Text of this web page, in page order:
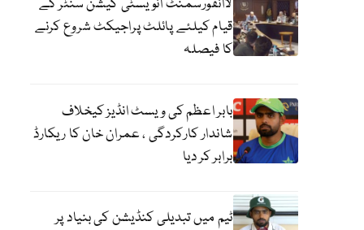
لاانفورسمنٹ انویسٹی گیشن سنٹر کے
قیام کیلئے پائلٹ پراجیکٹ شروع کرنے
کا فیصلہ
بابر اعظم کی ویسٹ انڈیز کیخلاف
شاندار کارکردگی ، عمران خان کا ریکارڈ
برابر کر دیا
ٹیم میں تبدیلی کنڈیشن کی بنیاد پر